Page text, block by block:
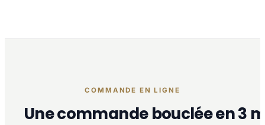
COMMANDE EN LIGNE
Une commande bouclée en 3